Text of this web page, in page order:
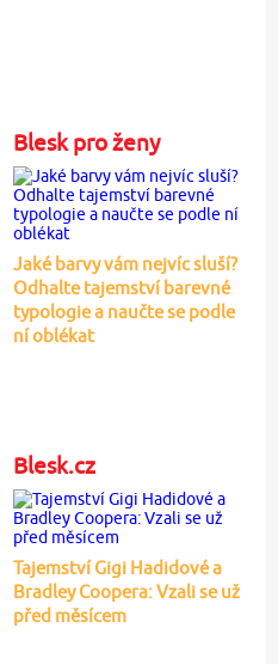
Blesk pro ženy
Jaké barvy vám nejvíc sluší?
Odhalte tajemství barevné
typologie a naučte se podle
ní oblékat
Blesk.cz
Tajemství Gigi Hadidové a
Bradley Coopera: Vzali se už
před měsícem